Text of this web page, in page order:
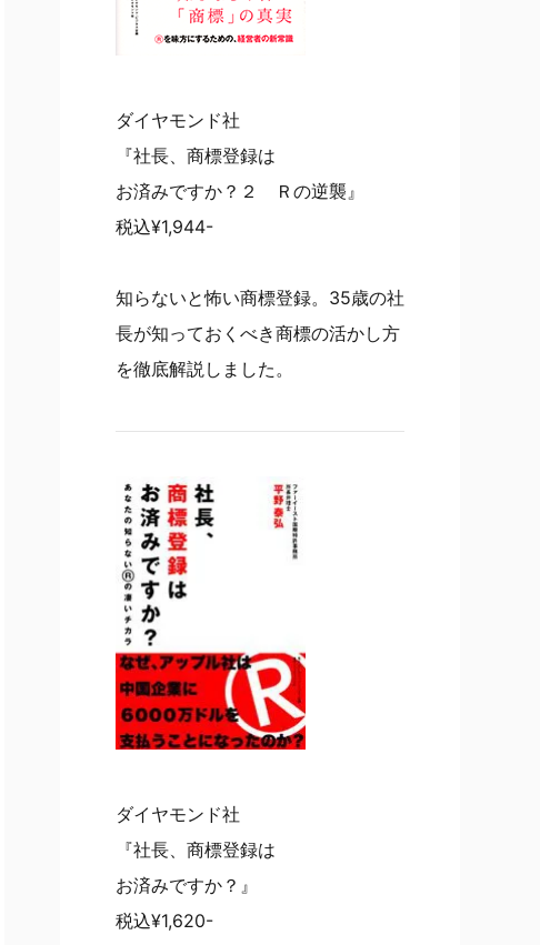
ダイヤモンド社
『社長、商標登録は
お済みですか？２ Ｒの逆襲』
税込¥1,944-
知らないと怖い商標登録。35歳の社
長が知っておくべき商標の活かし方
を徹底解説しました。
ダイヤモンド社
『社長、商標登録は
お済みですか？』
税込¥1,620-